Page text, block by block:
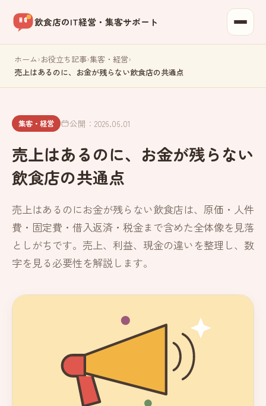
飲食店のIT経営・集客サポート
ホーム›お役立ち記事›集客・経営›
売上はあるのに、お金が残らない飲食店の共通点
集客・経営 公開：2026.06.01
売上はあるのに、お金が残らない
飲食店の共通点
売上はあるのにお金が残らない飲食店は、原価・人件
費・固定費・借入返済・税金まで含めた全体像を見落
としがちです。売上、利益、現金の違いを整理し、数
字を見る必要性を解説します。